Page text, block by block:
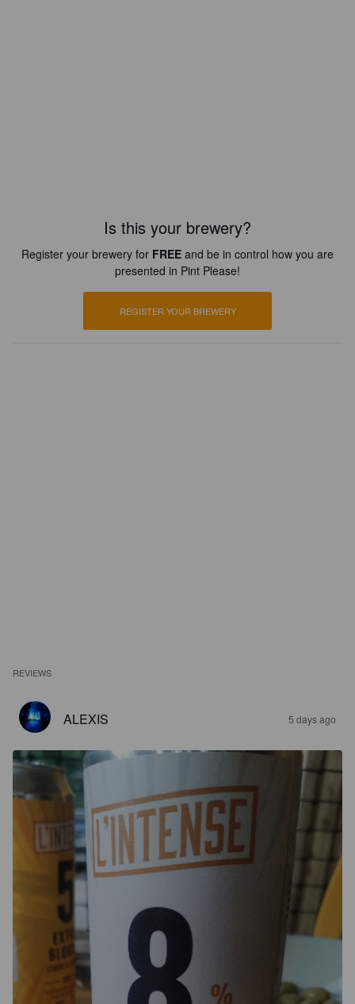
Is this your brewery?
Register your brewery for FREE and be in control how you are
presented in Pint Please!
REGISTER YOUR BREWERY
REVIEWS
ALEXIS 5 days ago